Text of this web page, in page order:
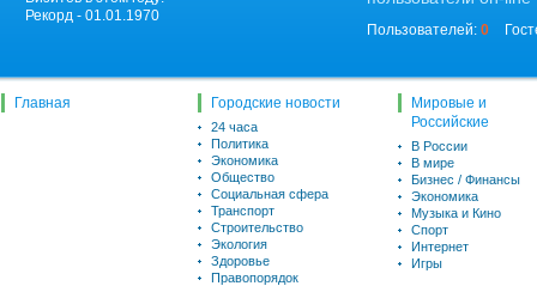
Рекорд - 01.01.1970
Пользователей: 0
Главная Городские новости
24 часа
Политика
Экономика
Общество
Социальная сфера
Транспорт
Строительство
Экология
Здоровье
Правопорядок
Мировые и
Российские
В России
В мире
Бизнес / Финансы
Экономика
Музыка и Кино
Спорт
Интернет
Игры